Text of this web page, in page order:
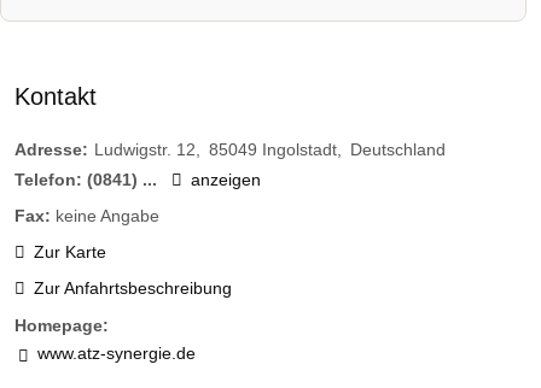
Kontakt
Adresse: Ludwigstr. 12 85049 Ingolstadt
Deutschland
Telefon: (0841) ...
anzeigen
Fax: keine Angabe
Zur Karte
Zur Anfahrtsbeschreibung
Homepage:
www.atz-synergie.de